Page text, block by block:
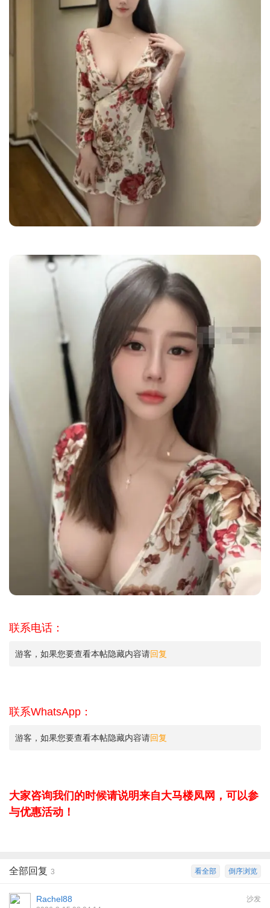
联系电话：
游客，如果您要查看本帖隐藏内容请回复
联系WhatsApp：
游客，如果您要查看本帖隐藏内容请回复
大家咨询我们的时候请说明来自大马楼凤网，可以参
与优惠活动！
倒序浏览
看全部
全部回复 3
沙发
Rachel88